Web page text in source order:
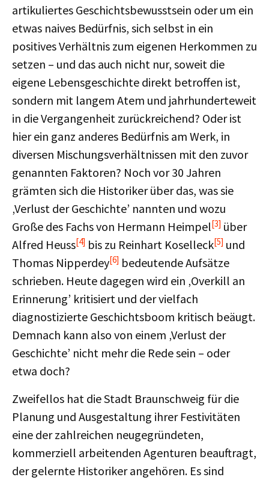
artikuliertes Geschichtsbewusstsein oder um ein
etwas naives Bedürfnis, sich selbst in ein
positives Verhältnis zum eigenen Herkommen zu
setzen – und das auch nicht nur, soweit die
eigene Lebensgeschichte direkt betroffen ist,
sondern mit langem Atem und jahrhunderteweit
in die Vergangenheit zurückreichend? Oder ist
hier ein ganz anderes Bedürfnis am Werk, in
diversen Mischungsverhältnissen mit den zuvor
genannten Faktoren? Noch vor 30 Jahren
grämten sich die Historiker über das, was sie
‚Verlust der Geschichte’ nannten und wozu
Große des Fachs von Hermann Heimpel[3] über
Alfred Heuss[4] bis zu Reinhart Koselleck[5] und
Thomas Nipperdey[6] bedeutende Aufsätze
schrieben. Heute dagegen wird ein ‚Overkill an
Erinnerung’ kritisiert und der vielfach
diagnostizierte Geschichtsboom kritisch beäugt.
Demnach kann also von einem ‚Verlust der
Geschichte’ nicht mehr die Rede sein – oder
etwa doch?
Zweifellos hat die Stadt Braunschweig für die
Planung und Ausgestaltung ihrer Festivitäten
eine der zahlreichen neugegründeten,
kommerziell arbeitenden Agenturen beauftragt,
der gelernte Historiker angehören. Es sind